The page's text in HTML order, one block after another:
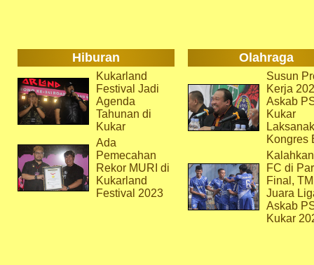
Hiburan Olahraga
Kukarland
Festival Jadi
Agenda
Tahunan di
Kukar
Ada
Pemecahan
Rekor MURI di
Kukarland
Festival 2023
Susun
Kerja
Askab
Kukar
Kongres
FC di
Final,
Juara
Askab
Kukar